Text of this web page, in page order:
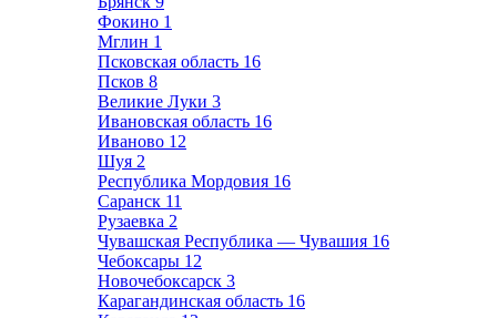
Фокино 1
Мглин 1
Псковская область 16
Псков 8
Великие Луки 3
Ивановская область 16
Иваново 12
Шуя 2
Республика Мордовия 16
Саранск 11
Рузаевка 2
Чувашская Республика — Чувашия 16
Чебоксары 12
Новочебоксарск 3
Карагандинская область 16